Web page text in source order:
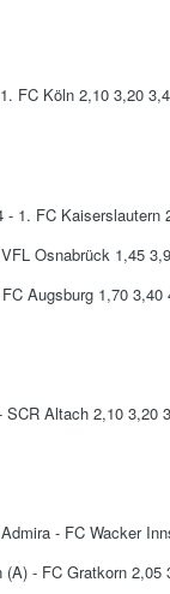
FC Köln 2,10 3,20
- 1. FC Kaiserslautern
Osnabrück 1,45
Augsburg 1,70 3,40
SCR Altach 2,10 3,20
- FC Wacker
- FC Gratkorn 2,05